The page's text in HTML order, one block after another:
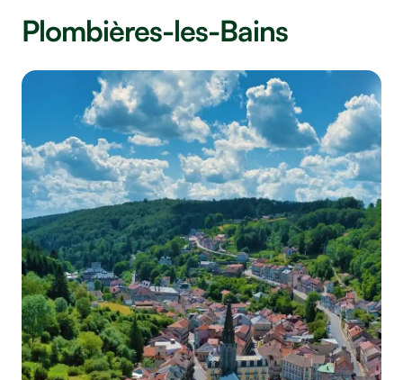
Plombières-les-Bains